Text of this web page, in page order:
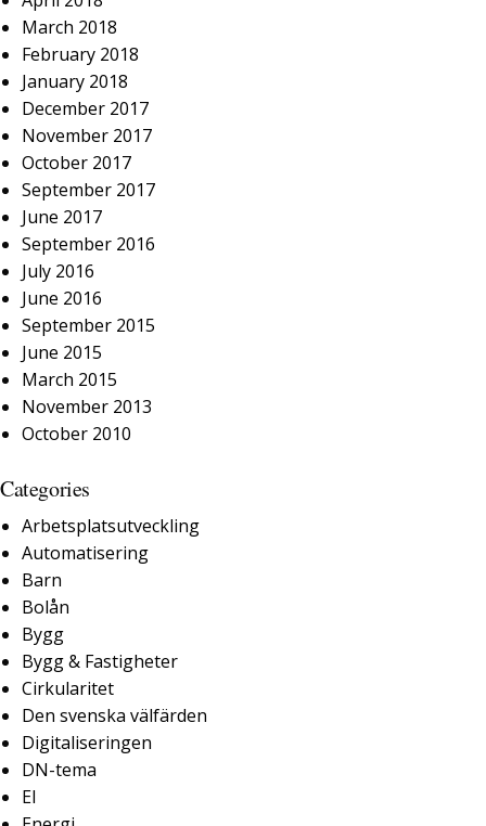
March 2018
February 2018
January 2018
December 2017
November 2017
October 2017
September 2017
June 2017
September 2016
July 2016
June 2016
September 2015
June 2015
March 2015
November 2013
October 2010
Categories
Arbetsplatsutveckling
Automatisering
Barn
Bolån
Bygg
Bygg & Fastigheter
Cirkularitet
Den svenska välfärden
Digitaliseringen
DN-tema
El